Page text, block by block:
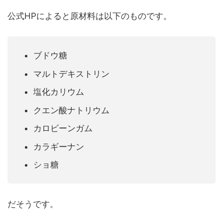
公式HPによると原材料は以下のものです。
ブドウ糖
マルトデキストリン
塩化カリウム
クエン酸ナトリウム
カロビーンガム
カラギーナン
ショ糖
だそうです。